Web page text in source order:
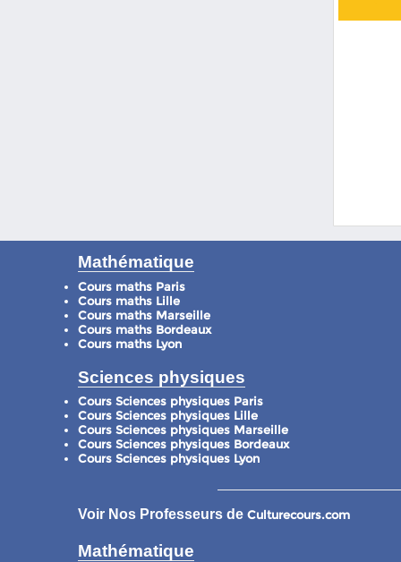
Mathématique
Cours maths Paris
Cours maths Lille
Cours maths Marseille
Cours maths Bordeaux
Cours maths Lyon
Sciences physiques
Cours Sciences physiques Paris
Cours Sciences physiques Lille
Cours Sciences physiques Marseille
Cours Sciences physiques Bordeaux
Cours Sciences physiques Lyon
Voir Nos Professeurs de Culturecours.com
Mathématique